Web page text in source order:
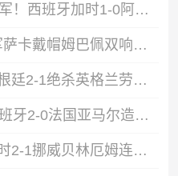
时隔16年夺世界杯冠军！西班牙加时1-0阿根廷费兰制胜恩佐染红
英格兰6-4法国获季军萨卡戴帽姆巴佩双响创纪录奥利塞2助+失良机
连续两届进决赛！阿根廷2-1绝杀英格兰劳塔罗恩佐破门梅西两助攻
时隔16年进决赛！西班牙2-0法国亚马尔造点奥亚萨瓦尔、波罗破门
晋级四强！英格兰加时2-1挪威贝林厄姆连场双响谢尔德鲁普破门